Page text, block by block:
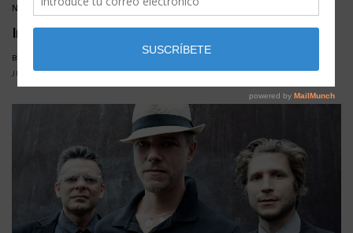
NOTICIAS
Interpol: Regresan a la CDMX con nuevo disco
BY
JULIO 5, 2018
2 MINS READ 0 SHARES